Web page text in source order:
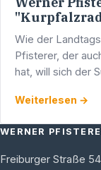
Wie der
Pfisterer, der
hat, will sich der
Weiterlesen →
WERNER
Freiburger Straße 54